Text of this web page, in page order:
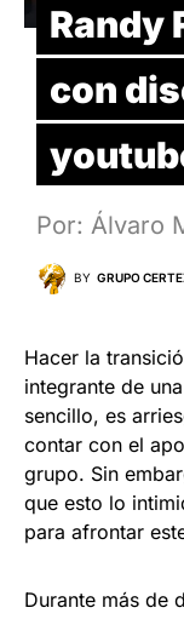
Randy
con
Por: Álvaro
BY GRUPO
Hacer la
integrante de
sencillo, es
contar con el
grupo. Sin
que esto lo
para afrontar
Durante más de